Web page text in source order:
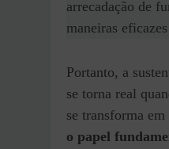
arrecadação de
maneiras
Portanto, a
se torna real
se transforma em
o papel